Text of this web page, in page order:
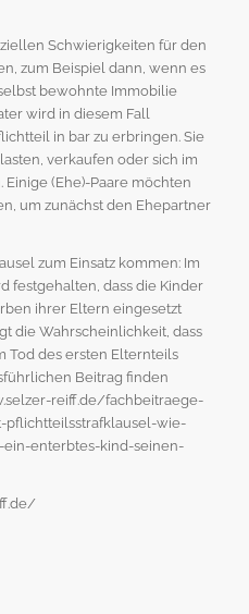
Schwierigkeiten für den
zum Beispiel dann, wenn es
bewohnte Immobilie
wird in diesem Fall
in bar zu erbringen. Sie
verkaufen oder sich im
(Ehe)-Paare möchten
um zunächst den Ehepartner
zum Einsatz kommen: Im
festgehalten, dass die Kinder
ihrer Eltern eingesetzt
die Wahrscheinlichkeit, dass
Tod des ersten Elternteils
Beitrag finden
reiff.de/fachbeitraege-
wie-
enterbtes-kind-seinen-